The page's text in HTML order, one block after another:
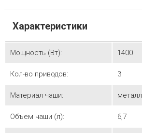
Характеристики
Мощность (Вт): 1400
Кол-во приводов: 3
Материал чаши: металл
Объем чаши (л): 6,7